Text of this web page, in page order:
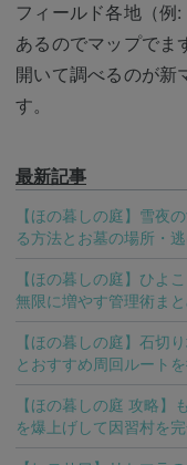
フィールド各地（例
あるのでマップでま
開いて調べるのが新
す。
最新記事
【ほの暮しの庭】雪夜
る方法とお墓の場所・
【ほの暮しの庭】ひよ
無限に増やす管理術ま
【ほの暮しの庭】石切
とおすすめ周回ルート
【ほの暮しの庭 攻略】
を爆上げして因習村を